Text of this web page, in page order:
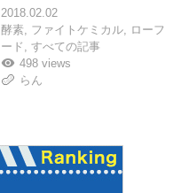
2018.02.02
酵素
ファイトケミカル
ローフ
ード
,すべての記事
498 views
らん